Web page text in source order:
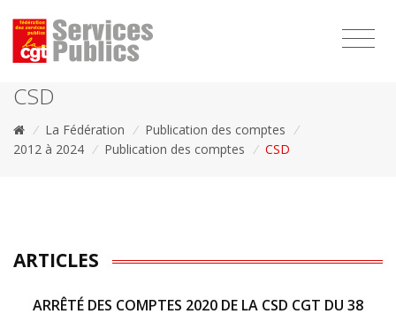
CSD
/ La Fédération / Publication des comptes /
2012 à 2024 / Publication des comptes / CSD
ARTICLES
ARRÊTÉ DES COMPTES 2020 DE LA CSD CGT DU 38